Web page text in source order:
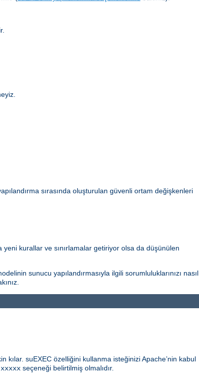
sırasında oluşturulan güvenli ortam değişkenleri
kurallar ve sınırlamalar getiriyor olsa da düşünülen
sunucu yapılandırmasıyla ilgili sorumluluklarınızı nasıl
kılar. suEXEC özelliğini kullanma isteğinizi Apache’nin kabul
seçeneği belirtilmiş olmalıdır.